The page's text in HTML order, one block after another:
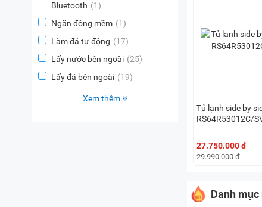
Bluetooth (1)
Ngăn đông mềm (1)
Làm đá tự động (17)
Lấy nước bên ngoài (25)
Lấy đá bên ngoài (19)
Xem thêm
Tủ lạnh side by
RS64R53012C/
27.750.000 đ
29.990.000 đ
Danh